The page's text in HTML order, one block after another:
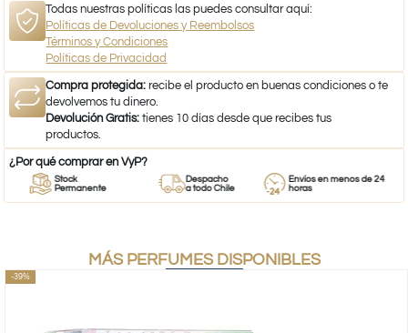
Todas nuestras políticas las puedes consultar aquí:
Políticas de Devoluciones y Reembolsos
Términos y Condiciones
Políticas de Privacidad
Compra protegida: recibe el producto en buenas condiciones o te
devolvemos tu dinero.
Devolución Gratis: tienes 10 días desde que recibes tus
productos.
¿Por qué comprar en VyP?
Stock
Permanente
Despacho
a todo Chile
Envíos en menos de 24
horas
MÁS PERFUMES DISPONIBLES
-39%